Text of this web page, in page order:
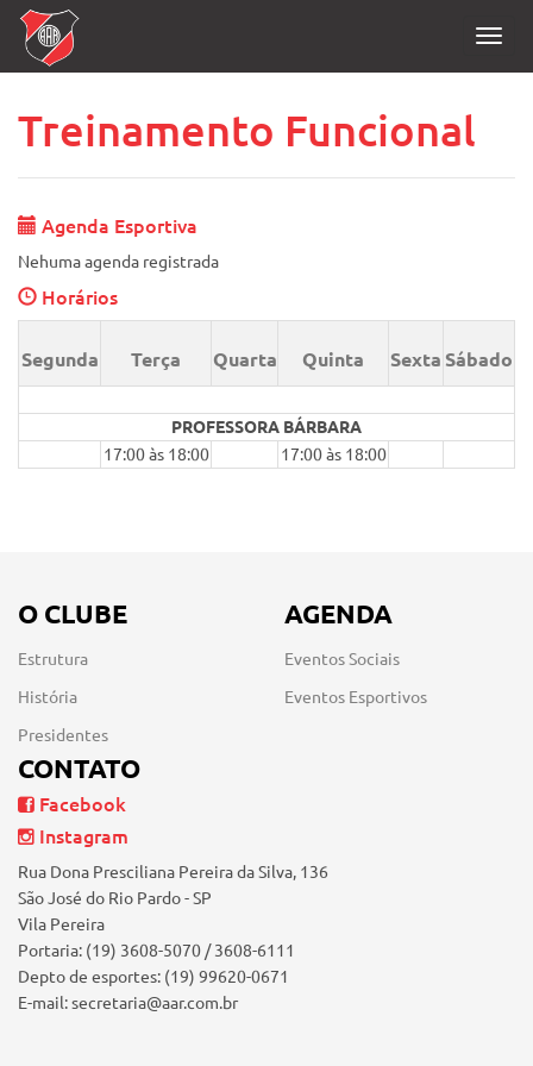
Treinamento Funcional
Agenda Esportiva
Nehuma agenda registrada
Horários
Segunda Terça Quarta Quinta Sexta Sábado
PROFESSORA BÁRBARA
17:00 às 18:00
17:00 às 18:00
O CLUBE
Estrutura
História
Presidentes
AGENDA
Eventos Sociais
Eventos Esportivos
CONTATO
Facebook
Instagram
Rua Dona Presciliana Pereira da Silva, 136
São José do Rio Pardo - SP
Vila Pereira
Portaria: (19) 3608-5070 / 3608-6111
Depto de esportes: (19) 99620-0671
E-mail: secretaria@aar.com.br